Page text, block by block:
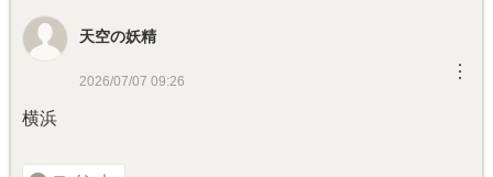
天空の妖精
2026/07/07 09:26 ︙
横浜